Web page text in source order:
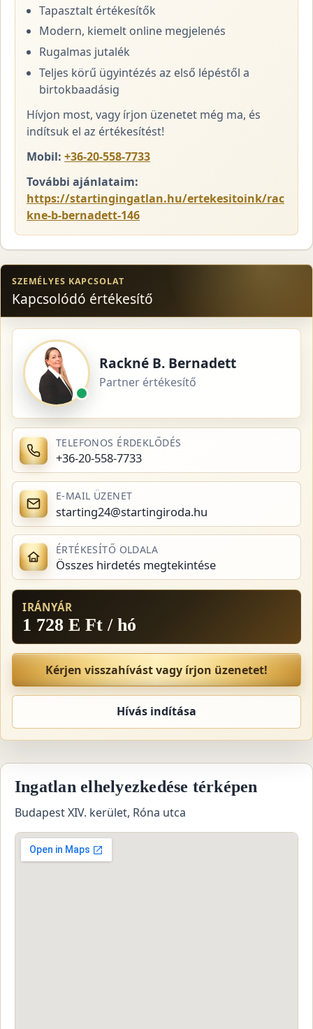
Tapasztalt értékesítők
Modern, kiemelt online megjelenés
Rugalmas jutalék
Teljes körű ügyintézés az első lépéstől a
birtokbaadásig
Hívjon most, vagy írjon üzenetet még ma, és
indítsuk el az értékesítést!
Mobil: +36-20-558-7733
További ajánlataim:
https://startingingatlan.hu/ertekesitoink/rac
kne-b-bernadett-146
SZEMÉLYES KAPCSOLAT
Kapcsolódó értékesítő
Rackné B. Bernadett
Partner értékesítő
TELEFONOS ÉRDEKLŐDÉS
+36-20-558-7733
E-MAIL ÜZENET
starting24@startingiroda.hu
ÉRTÉKESÍTŐ OLDALA
Összes hirdetés megtekintése
IRÁNYÁR
1 728 E Ft / hó
Kérjen visszahívást vagy írjon üzenetet!
Hívás indítása
Ingatlan elhelyezkedése térképen
Budapest XIV. kerület, Róna utca